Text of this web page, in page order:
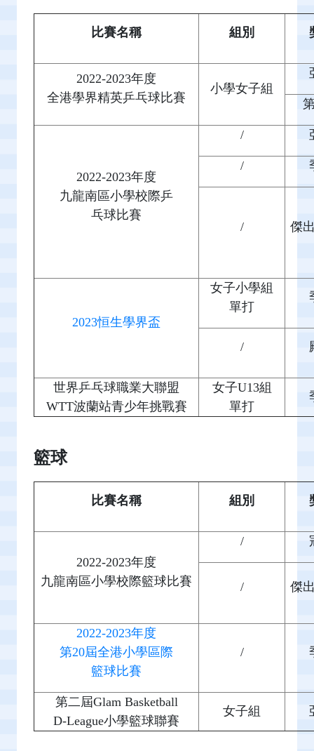
比賽名稱 組別
2022-2023年度
全港學界精英乒乓球比賽
小學女子組
2022-2023年度
九龍南區小學校際乒
乓球比賽
/
/
/ 傑
2023恒生學界盃
女子小學組
單打
/
世界乒乓球職業大聯盟
WTT波蘭站青少年挑戰賽
女子U13組
單打
籃球
比賽名稱 組別
2022-2023年度
九龍南區小學校際籃球比賽
/
/ 傑
2022-2023年度
第20屆全港小學區際
籃球比賽
/
第二屆Glam Basketball
D-League小學籃球聯賽
女子組